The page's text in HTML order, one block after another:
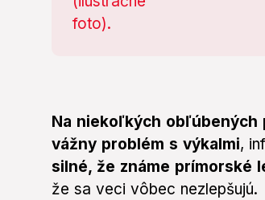
Na niekoľkých obľúbených
vážny problém s výkalmi,
silné, že známe prímorské
že sa veci vôbec nezlepšujú.